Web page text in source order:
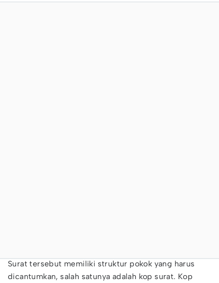
Surat tersebut memiliki struktur pokok yang harus
dicantumkan, salah satunya adalah kop surat. Kop